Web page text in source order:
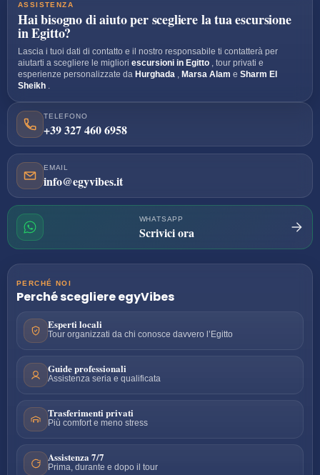
ASSISTENZA
Hai bisogno di aiuto per scegliere la tua escursione
in Egitto?
Lascia i tuoi dati di contatto e il nostro responsabile ti contatterà per
aiutarti a scegliere le migliori escursioni in Egitto
, tour privati e
esperienze personalizzate da Hurghada Marsa Alam e Sharm El
Sheikh
TELEFONO
+39 327 460 6958
EMAIL
info@egyvibes.it
WHATSAPP
Scrivici ora
PERCHÉ NOI
Perché scegliereegyVibes
Esperti locali
Tour organizzati da chi conosce davvero l’Egitto
Guide professionali
Assistenza seria e qualificata
Trasferimenti privati
Più comfort e meno stress
Assistenza 7/7
Prima, durante e dopo il tour